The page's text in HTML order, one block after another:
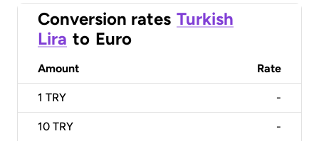
Conversion rates Turkish
Lira to Euro
Amount Rate
1 TRY -
10 TRY -